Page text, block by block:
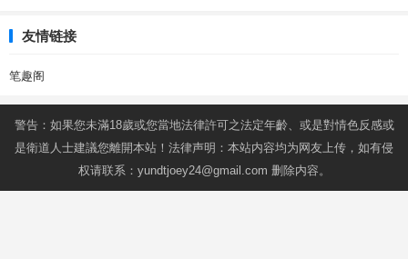
友情链接
笔趣阁
警告：如果您未滿18歲或您當地法律許可之法定年齡、或是對情色反感或
是衛道人士建議您離開本站！法律声明：本站内容均为网友上传，如有侵
权请联系： yundtjoey24@gmail.com 删除内容。